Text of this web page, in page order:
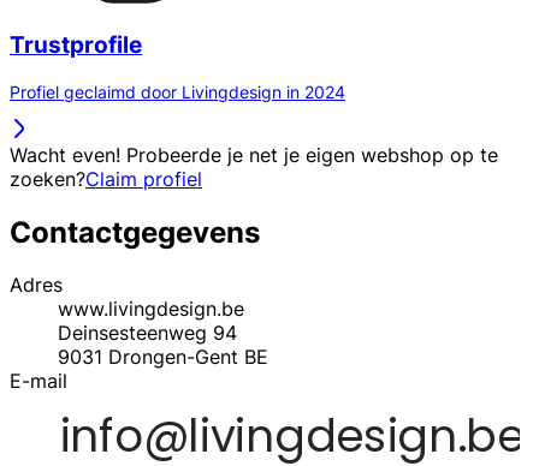
Trustprofile
Profiel geclaimd door Livingdesign in 2024
Wacht even! Probeerde je net je eigen webshop op te
zoeken?Claim profiel
Contactgegevens
Adres
www.livingdesign.be
Deinsesteenweg 94
9031 Drongen-Gent BE
E-mail